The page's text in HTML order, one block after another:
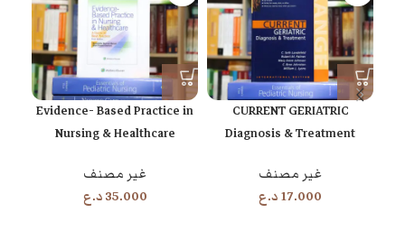
CURRENT GERIATRIC
Diagnosis & Treatment
غير مصنف
17.000د.ع
Evidence- Based Practice in
Nursing & Healthcare
غير مصنف
35.000د.ع